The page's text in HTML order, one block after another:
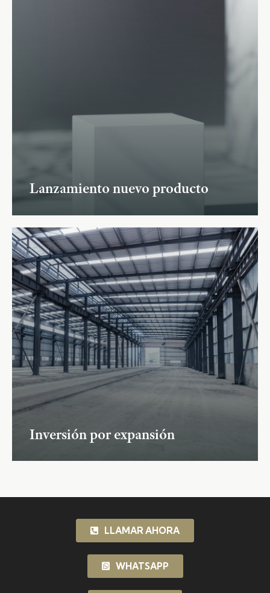
Lanzamiento nuevo producto
Inversión por expansión
LLAMAR AHORA
WHATSAPP